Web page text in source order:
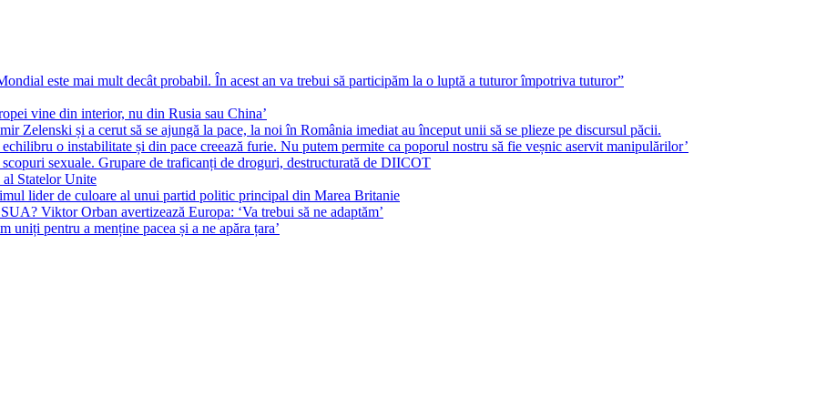
este mai mult decât probabil. În acest an va trebui să participăm la o luptă a tuturor împotriva tuturor”
vine din interior, nu din Rusia sau China’
și a cerut să se ajungă la pace, la noi în România imediat au început unii să se plieze pe discursul păcii.
o instabilitate și din pace creează furie. Nu putem permite ca poporul nostru să fie veșnic aservit manipulărilor’
sexuale. Grupare de traficanți de droguri, destructurată de DIICOT
al Statelor Unite
lider de culoare al unui partid politic principal din Marea Britanie
Viktor Orban avertizează Europa: ‘Va trebui să ne adaptăm’
pentru a menține pacea și a ne apăra țara’